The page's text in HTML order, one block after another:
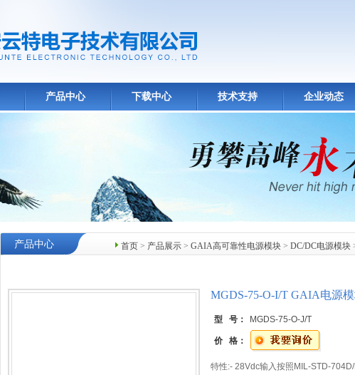
产品中心 下载中心 技术支持 企业动态
首页 > 产品展示 > GAIA高可靠性电源模块 > DC/DC电源模块
产品中心
MGDS-75-O-I/T GAIA电源
型 号： MGDS-75-O-J/T
价 格：
特性:- 28Vdc输入按照MIL-STD-